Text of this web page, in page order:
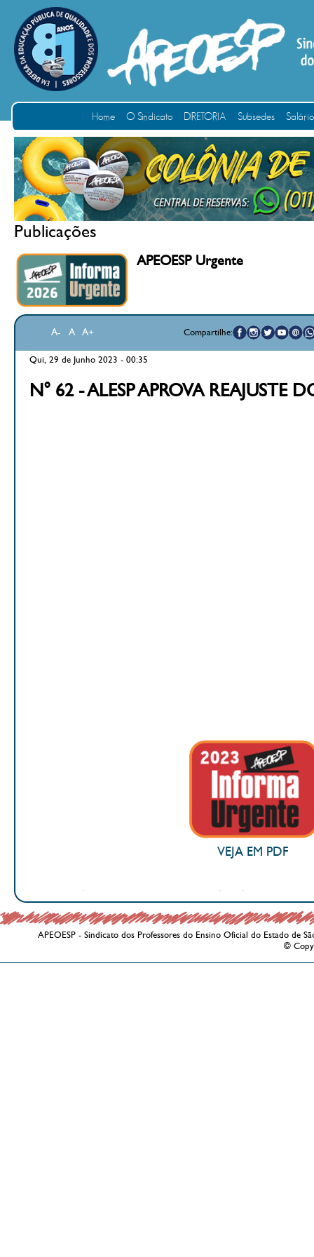
Home O Sindicato DIRETORIA Subsedes
Publicações
APEOESP Urgente
A- A A+ Compartilhe:
Qui, 29 de Junho 2023 - 00:35
N° 62 - ALESP APROVA REAJUSTE
VEJA EM PDF
APEOESP - Sindicato dos Professores do Ensino Oficial do Estado de
©